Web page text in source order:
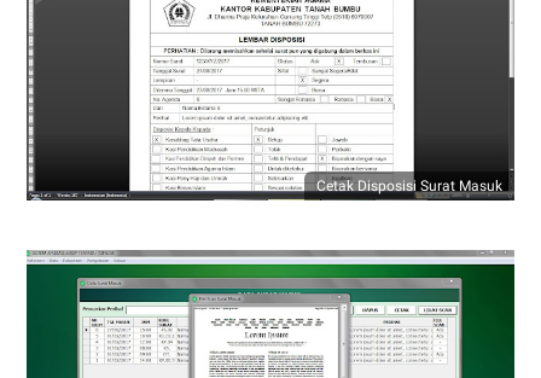
Cetak Disposisi Surat Masuk